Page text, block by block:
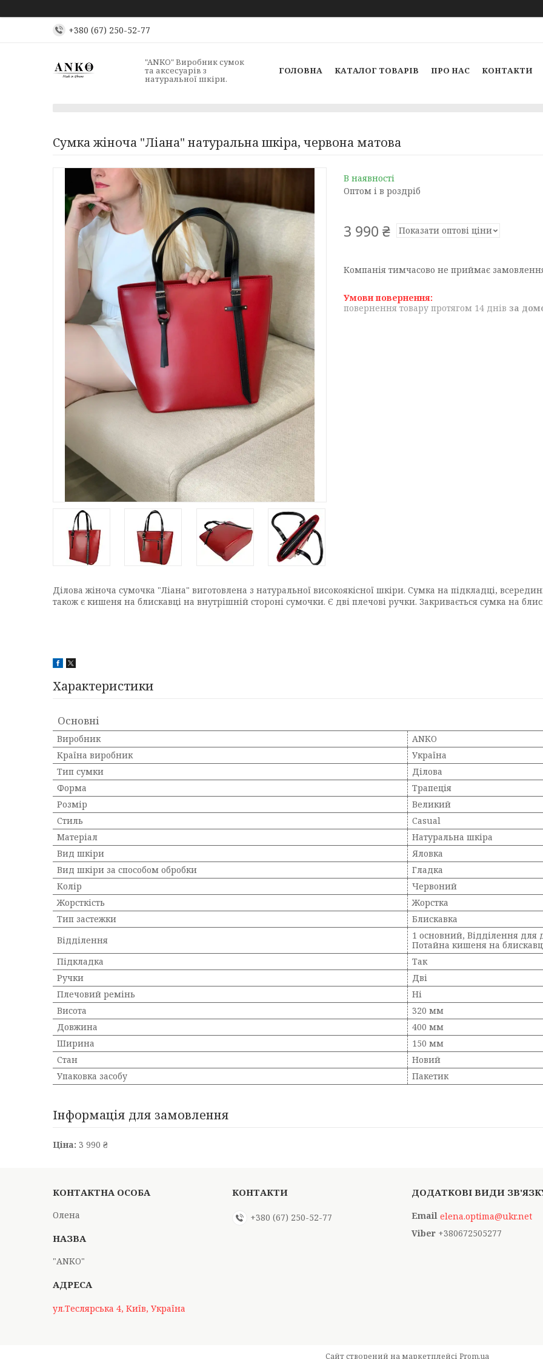
+380 (67) 250-52-77
"ANKO" Виробник сумок
та аксесуарів з
натуральної шкіри.
ГОЛОВНА КАТАЛОГ ТОВАРІВ ПРО НАС КОНТАКТИ
Сумка жіноча "Ліана" натуральна шкіра, червона матова
В наявності
Оптом і в роздріб
3 990 ₴ Показати оптові ціни
Компанія тимчасово не приймає
повернення товару протягом 14 днів за
Ділова жіноча сумочка "Ліана" виготовлена ​​з натуральної високоякісної шкіри. Сумка на підкладці,
також є кишеня на блискавці на внутрішній стороні сумочки. Є дві плечові ручки. Закривається сумка на
Характеристики
Основні
Виробник
ANKO
Країна виробник
Україна
Тип сумки
Ділова
Форма
Трапеція
Розмір
Великий
Стиль
Casual
Матеріал
Натуральна шкіра
Вид шкіри
Яловка
Вид шкіри за способом обробки
Гладка
Колір
Червоний
Жорсткість
Жорстка
Тип застежки
Блискавка
Відділення
1 основний, Відділення для
Потайна кишеня на
Підкладка
Так
Ручки
Дві
Плечовий ремінь
Ні
Висота
320 мм
Довжина
400 мм
Ширина
150 мм
Стан
Новий
Упаковка засобу
Пакетик
Інформація для замовлення
Ціна: 3 990 ₴
Олена
"АNKO"
ул.Теслярська 4, Київ, Україна
+380 (67) 250-52-77
elena.optima@ukr.net
+380672505277
Сайт створений на маркетплейсі Prom.ua